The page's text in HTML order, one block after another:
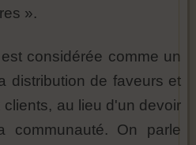
».
considérée comme un
distribution de faveurs et
au lieu d'un devoir
On parle